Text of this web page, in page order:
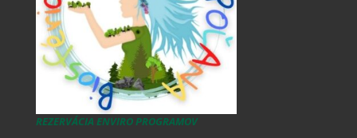
REZERVÁCIA ENVIRO PROGRAMOV